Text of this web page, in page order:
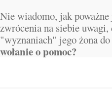
Nie wiadomo, jak
zwrócenia na siebie
"wyznaniach" jego żona
wołanie o pomoc?